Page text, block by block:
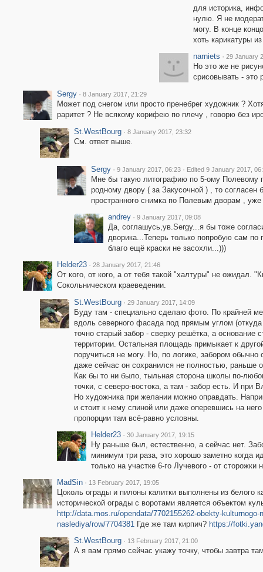
для историка,
нулю. Я не
могу. В конце
хоть карикатуры
narniets · 29 January
Но это же не
срисовывать - это
Sergy · 8 January 2017, 21:29
Может под снегом или просто пренебрег художник ?
раритет ? Не всякому корифею по плечу , говорю без
St.WestBourg · 8 January 2017, 23:32
См. ответ выше.
Sergy · 9 January 2017, 06:23 · Edited 9 January 2017,
Мне бы такую литографию по 5-ому Полевому
родному двору ( за Закусочной ) , то согласен
пространного снимка по Полевым дворам ,
andrey · 9 January 2017, 09:08
Да, соглашусь,ув.Sergy...я бы тоже
дворика...Теперь только попробую сам по
благо ещё краски не засохли...)))
Helder23 · 28 January 2017, 21:46
От кого, от кого, а от тебя такой "халтуры" не ожидал.
Сокольническом краеведении.
St.WestBourg · 29 January 2017, 14:09
Буду там - специально сделаю фото. По крайней
вдоль северного фасада под прямым углом
точно старый забор - сверху решётка, а основание
территории. Остальная площадь примыкает к
поручиться не могу. Но, по логике, забором
даже сейчас он сохранился не полностью, раньше
Как бы то ни было, тыльная сторона школы по-
точки, с северо-востока, а там - забор есть. И при
Но художника при желании можно оправдать.
и стоит к нему спиной или даже оперевшись на
пропорции там всё-равно условны.
Helder23 · 30 January 2017, 19:15
Ну раньше был, естественно, а сейчас нет.
минимум три раза, это хорошо заметно когда
только на участке 6-го Лучевого - от сторожки
MadSin · 13 February 2017, 19:05
Цоколь ограды и пилоны калитки выполнены из белого
исторической ограды с воротами является объектом
http://data.mos.ru/opendata/7702155262-obekty-
naslediya/row/7704381Где же там кирпич? https://
St.WestBourg · 13 February 2017, 21:00
А я вам прямо сейчас укажу точку, чтобы завтра